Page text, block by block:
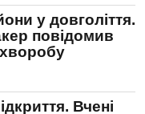
у довголіття.
повідомив
Вчені